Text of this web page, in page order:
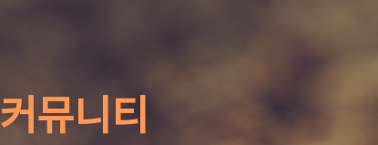
커뮤니티